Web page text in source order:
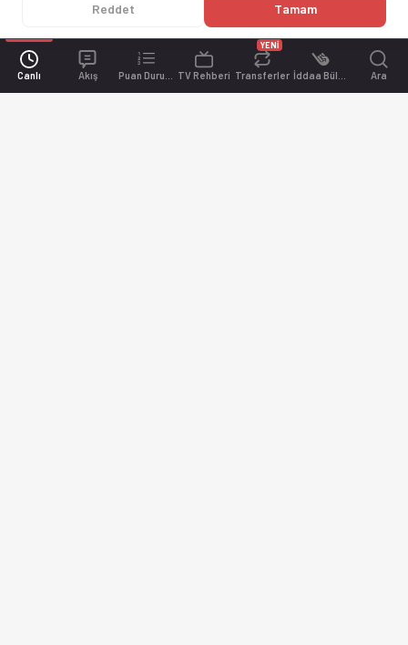
Canlı Akış TV Rehberi Transferler
YENİ
Ara
Reddet Tamam